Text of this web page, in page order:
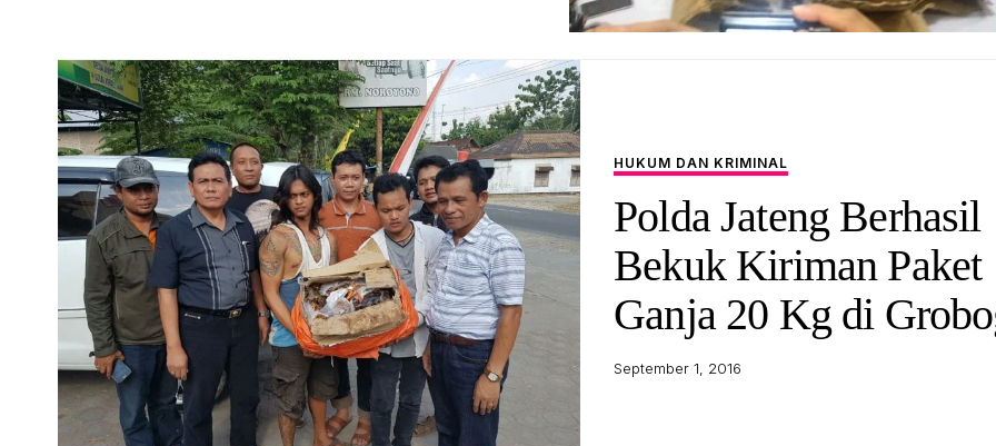
HUKUM DAN KRIMINAL
Polda Jateng Berhasil
Bekuk Kiriman Paket
Ganja 20 Kg di
September 1, 2016